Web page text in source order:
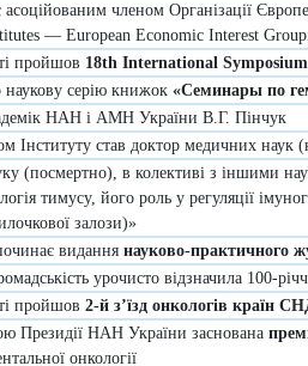
асоційованим членом Організації
— European Economic Interest
пройшов 18th International
наукову серію книжок «Семинары по
НАН і АМН України В.Г. Пінчук
Інституту став доктор медичних
(посмертно), в колективі з іншими
тимусу, його роль у регуляції
залози)»
видання науково-практичного
урочисто відзначила 100-
пройшов 2-й з’їзд онкологів країн
Президії НАН України заснована
онкології